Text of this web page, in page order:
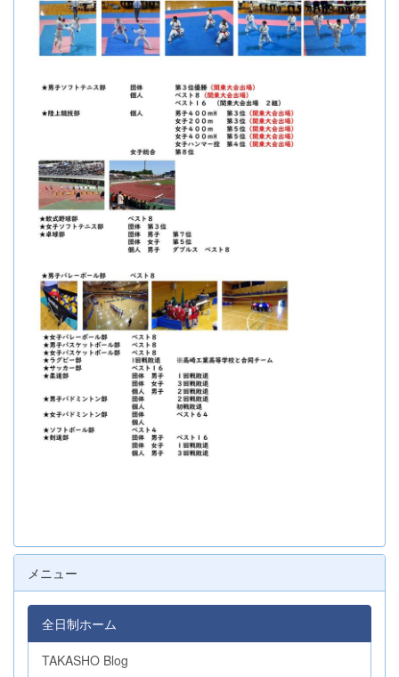
メニュー
全日制ホーム
TAKASHO Blog